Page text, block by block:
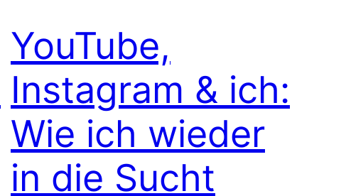
YouTube,
Instagram & ich:
Wie ich wieder
in die Sucht